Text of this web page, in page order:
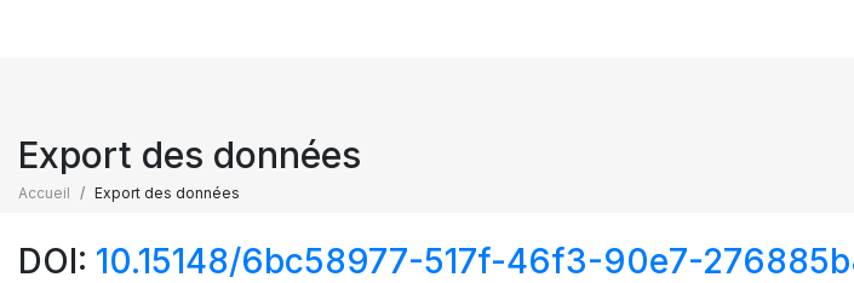
Export des données
Accueil Export des données
DOI: 10.15148/6bc58977-517f-46f3-90e7-